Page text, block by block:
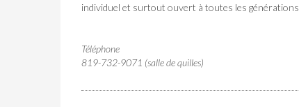
individuel et surtout ouvert à toutes les
Téléphone
819-732-9071 (salle de quilles)